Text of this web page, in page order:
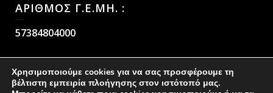
ΑΡΙΘΜΟΣ Γ.Ε.ΜΗ. :
57384804000
Χρησιμοποιούμε cookies για να σας προσφέρουμε τη
βέλτιστη εμπειρία πλοήγησης στον ιστότοπό μας.